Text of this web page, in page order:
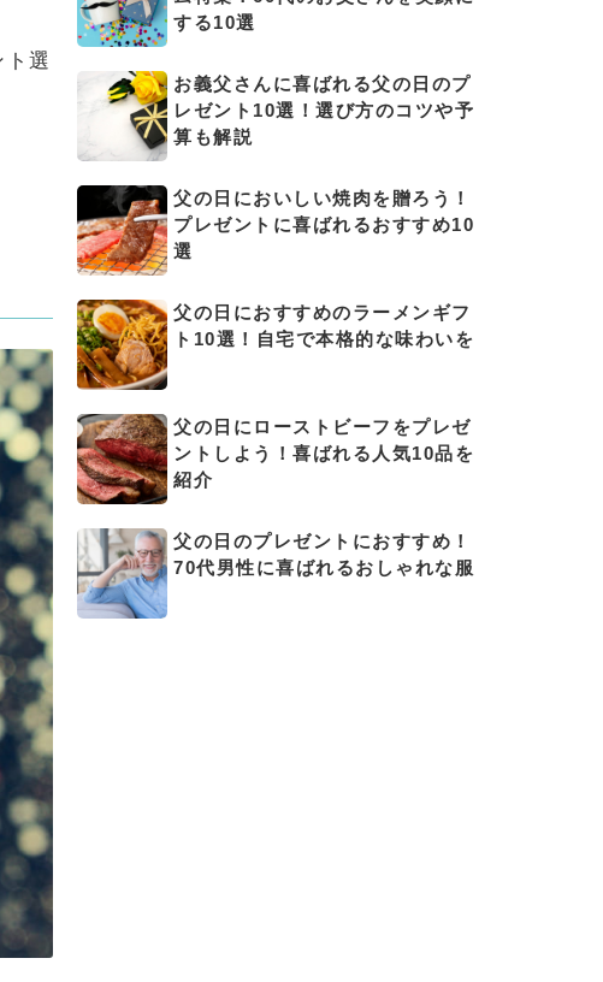
選
する10選
お義父さんに喜ばれる父の日のプ
レゼント10選！選び方のコツや予
算も解説
父の日においしい焼肉を贈ろう！
プレゼントに喜ばれるおすすめ10
選
父の日におすすめのラーメンギフ
ト10選！自宅で本格的な味わいを
父の日にローストビーフをプレゼ
ントしよう！喜ばれる人気10品を
紹介
父の日のプレゼントにおすすめ！
70代男性に喜ばれるおしゃれな服